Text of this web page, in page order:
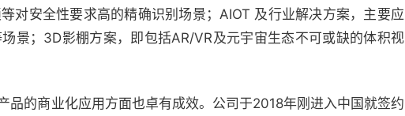
对安全性要求高的精确识别场景；AIOT 及行业解决方案，主要应
景；3D影棚方案，即包括AR/VR及元宇宙生态不可或缺的体积视
品的商业化应用方面也卓有成效。公司于2018年刚进入中国就签约